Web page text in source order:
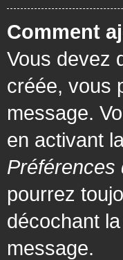
Comment
Vous devez
créée, vous
message.
en activant
Préférences
pourrez
décochant
message.